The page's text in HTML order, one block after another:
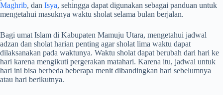
Maghrib, dan Isya, sehingga dapat digunakan sebagai panduan untuk
mengetahui masuknya waktu sholat selama bulan berjalan.
Bagi umat Islam di Kabupaten Mamuju Utara, mengetahui jadwal
adzan dan sholat harian penting agar sholat lima waktu dapat
dilaksanakan pada waktunya. Waktu sholat dapat berubah dari hari ke
hari karena mengikuti pergerakan matahari. Karena itu, jadwal untuk
hari ini bisa berbeda beberapa menit dibandingkan hari sebelumnya
atau hari berikutnya.